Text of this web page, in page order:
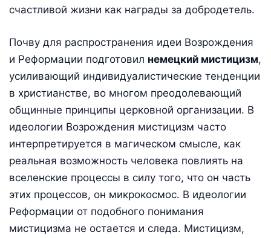
счастливой жизни как награды за добродетель.
Почву для распространения идеи Возрождения
и Реформации подготовил немецкий мистицизм,
усиливающий индивидуалистические тенденции
в христианстве, во многом преодолевающий
общинные принципы церковной организации. В
идеологии Возрождения мистицизм часто
интерпретируется в магическом смысле, как
реальная возможность человека повлиять на
вселенские процессы в силу того, что он часть
этих процессов, он микрокосмос. В идеологии
Реформации от подобного понимания
мистицизма не остается и следа. Мистицизм,